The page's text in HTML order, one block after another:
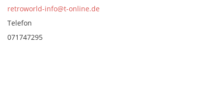
retroworld-info@t-online.de
Telefon
071747295